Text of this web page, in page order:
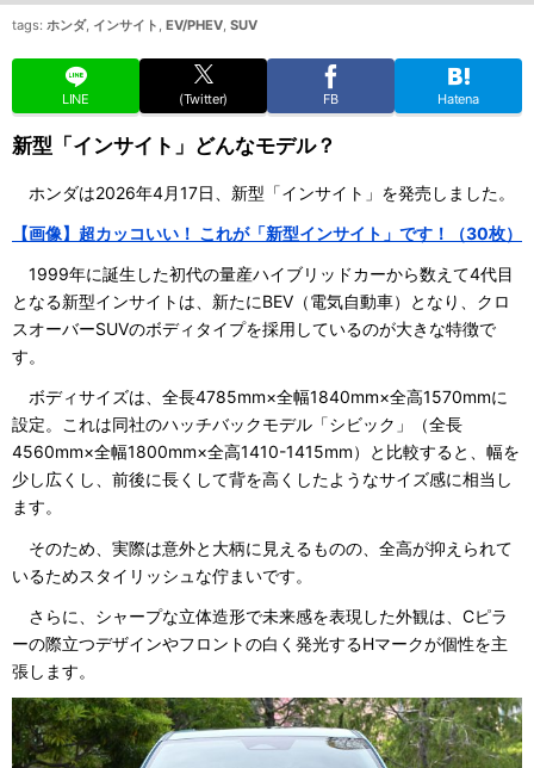
tags: ホンダ, インサイト , EV/PHEV, SUV
LINE (Twitter) FB Hatena
新型「インサイト」どんなモデル？
ホンダは2026年4月17日、新型「インサイト」を発売しました。
【画像】超カッコいい！ これが「新型インサイト」です！（30枚）
1999年に誕生した初代の量産ハイブリッドカーから数えて4代目
となる新型インサイトは、新たにBEV（電気自動車）となり、クロ
スオーバーSUVのボディタイプを採用しているのが大きな特徴で
す。
ボディサイズは、全長4785mm×全幅1840mm×全高1570mmに
設定。これは同社のハッチバックモデル「シビック」（全長
4560mm×全幅1800mm×全高1410-1415mm）と比較すると、幅を
少し広くし、前後に長くして背を高くしたようなサイズ感に相当し
ます。
そのため、実際は意外と大柄に見えるものの、全高が抑えられて
いるためスタイリッシュな佇まいです。
さらに、シャープな立体造形で未来感を表現した外観は、Cピラ
ーの際立つデザインやフロントの白く発光するHマークが個性を主
張します。